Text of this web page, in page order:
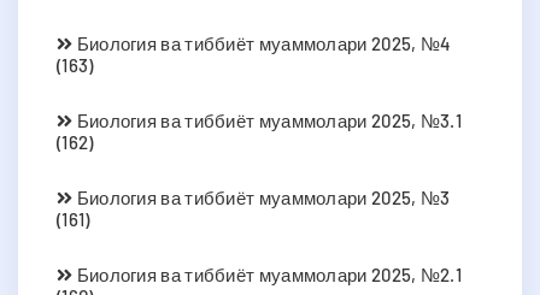
Биология ва тиббиёт муаммолари 2025, №4
(163)
Биология ва тиббиёт муаммолари 2025, №3.1
(162)
Биология ва тиббиёт муаммолари 2025, №3
(161)
Биология ва тиббиёт муаммолари 2025, №2.1